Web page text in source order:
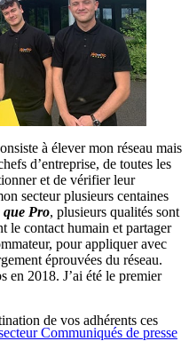
Communiqués de presse
à élever mon réseau mais
d’entreprise, de toutes les
et de vérifier leur
secteur plusieurs centaines
que Pro, plusieurs qualités sont
le contact humain et partager
pour appliquer avec
éprouvées du réseau.
en 2018. J’ai été le premier
de vos adhérents ces